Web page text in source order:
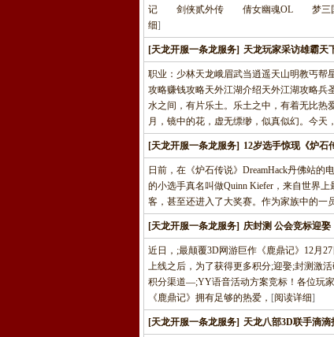
记 剑侠贰外传 倩女幽魂OL 梦三
细]
[天龙开服一条龙服务] 天龙玩家采访雄霸天
职业：少林天龙峨眉武当逍遥天山明教丐帮
攻略赚钱攻略天外江湖介绍天外江湖攻略兵
水之间，有片乐土。乐土之中，有着无比热
月，镜中的花，虚无缥缈，似真似幻。今天，
[天龙开服一条龙服务] 12岁选手惊现《炉石
日前，在《炉石传说》DreamHack丹佛站
的小选手真名叫做Quinn Kiefer，来自世界
客，甚至还进入了大奖赛。作为家族中的一
[天龙开服一条龙服务] 庆封测 公会竞标迎
近日，;最颠覆3D网游巨作《鹿鼎记》12月
上线之后，为了获得更多积分;迎娶;封测激
积分渠道—;YY语音活动方案竞标！各位玩
《鹿鼎记》拥有足够的热爱， [阅读详细]
[天龙开服一条龙服务] 天龙八部3D联手滴